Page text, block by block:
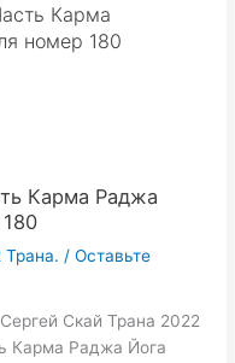
Карма
номер 180
Карма Раджа
Трана./Оставьте
Скай Трана 2022
Карма Раджа Йога